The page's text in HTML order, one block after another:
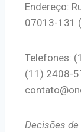
Endereço:
07013-131
Telefones:
(11) 2408-
Decisões